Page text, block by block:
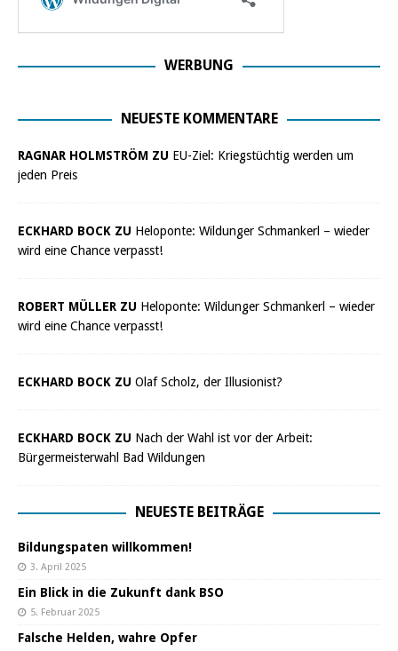
WERBUNG
NEUESTE KOMMENTARE
RAGNAR HOLMSTRÖM ZU EU-Ziel: Kriegstüchtig werden um
jeden Preis
ECKHARD BOCK ZU Heloponte: Wildunger Schmankerl – wieder
wird eine Chance verpasst!
ROBERT MÜLLER ZU Heloponte: Wildunger Schmankerl – wieder
wird eine Chance verpasst!
ECKHARD BOCK ZU Olaf Scholz, der Illusionist?
ECKHARD BOCK ZU Nach der Wahl ist vor der Arbeit:
Bürgermeisterwahl Bad Wildungen
NEUESTE BEITRÄGE
Bildungspaten willkommen!
3. April 2025
Ein Blick in die Zukunft dank BSO
5. Februar 2025
Falsche Helden, wahre Opfer